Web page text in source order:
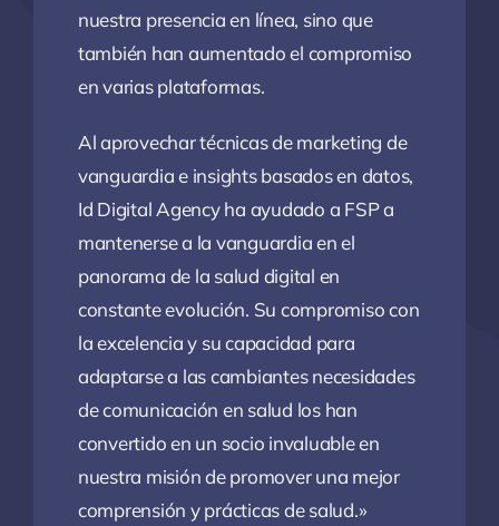
nuestra presencia en línea, sino que
también han aumentado el compromiso
en varias plataformas.
Al aprovechar técnicas de marketing de
vanguardia e insights basados en datos,
Id Digital Agency ha ayudado a FSP a
mantenerse a la vanguardia en el
panorama de la salud digital en
constante evolución. Su compromiso con
la excelencia y su capacidad para
adaptarse a las cambiantes necesidades
de comunicación en salud los han
convertido en un socio invaluable en
nuestra misión de promover una mejor
comprensión y prácticas de salud.»